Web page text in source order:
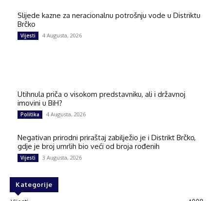
Slijede kazne za neracionalnu potrošnju vode u Distriktu
Brčko
Vijesti 4 Augusta, 2026
Utihnula priča o visokom predstavniku, ali i državnoj
imovini u BiH?
Politika 4 Augusta, 2026
Negativan prirodni priraštaj zabilježio je i Distrikt Brčko,
gdje je broj umrlih bio veći od broja rođenih
Vijesti 3 Augusta, 2026
Kategorije